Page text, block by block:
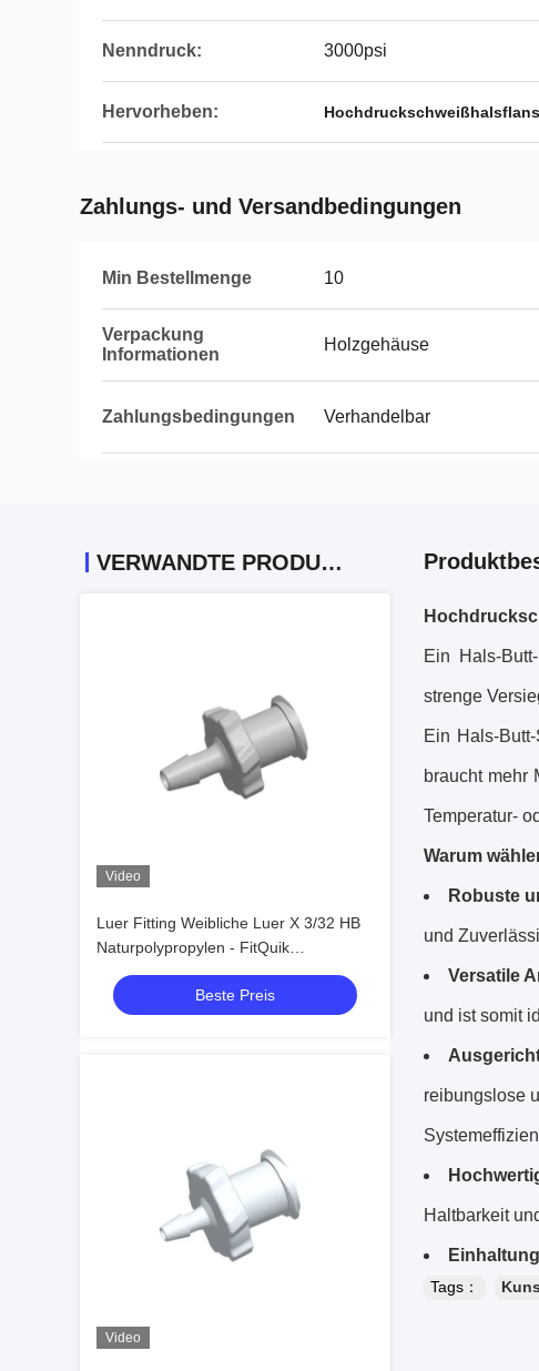
Nenndruck: 3000psi
Hervorheben:
Zahlungs- und Versandbedingungen
Min Bestellmenge 10
Verpackung
Informationen
Holzgehäuse
Zahlungsbedingungen Verhandelbar
VERWANDTE PRODUKTE
Video
Luer Fitting Weibliche Luer X 3/32 HB
Naturpolypropylen - FitQuik
Steckverbinder und -befestigungen
Beste Preis
Video
Ein Hals-
strenge
Ein Hals-
braucht mehr
Temperatur-
Warum
Robuste
und
Versatile
und ist somit
reibungslose
Haltbarkeit
Tags：